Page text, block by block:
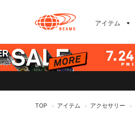
アイテム
TOP > アイテム > アクセサリー >